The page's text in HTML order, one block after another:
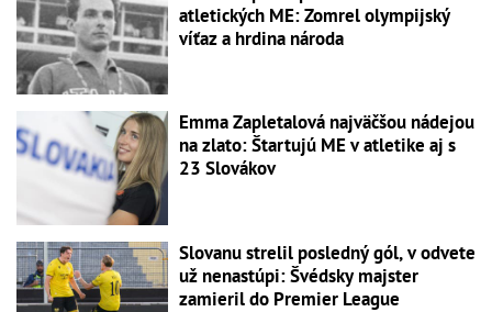
atletických ME: Zomrel olympijský
víťaz a hrdina národa
Emma Zapletalová najväčšou nádejou
na zlato: Štartujú ME v atletike aj s
23 Slovákov
Slovanu strelil posledný gól, v odvete
už nenastúpi: Švédsky majster
zamieril do Premier League